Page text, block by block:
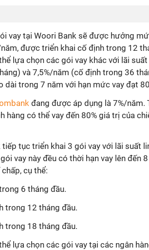
vay tại Woori Bank sẽ được hưởng
được triển khai cố định trong 12
lựa chọn các gói vay khác với lãi
và 7,5%/năm (cố định trong 36
dài trong 7 năm với hạn mức vay đạt
đang được áp dụng là 7%/năm.
hàng có thể vay đến 80% giá trị của
tiếp tục triển khai 3 gói vay với lãi suất
vay này đều có thời hạn vay lên đến
cụ thể:
6 tháng đầu.
trong 12 tháng đầu.
trong 18 tháng đầu.
lựa chọn các gói vay tại các ngân